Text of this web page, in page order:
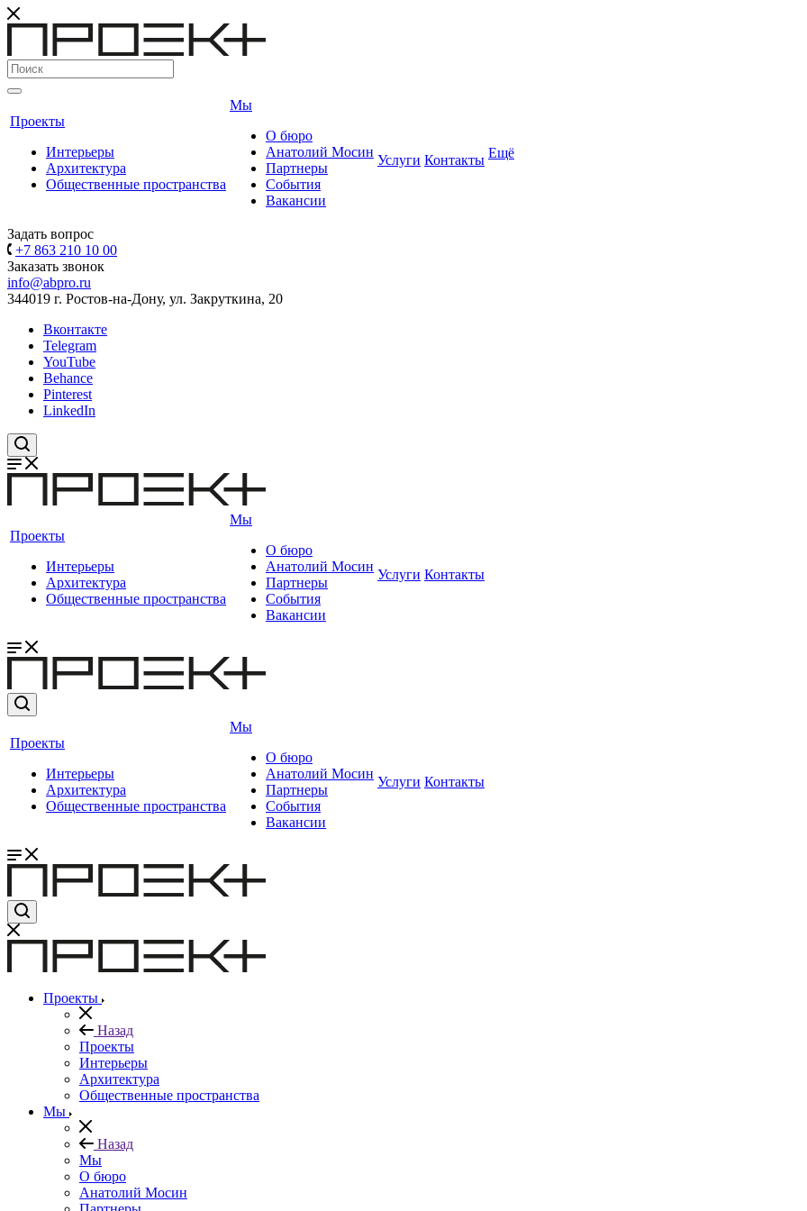
Проекты
Интерьеры
Архитектура
Общественные пространства
Мы
О бюро
Анатолий Мосин
Партнеры
События
Вакансии
Услуги Контакты Ещё
Задать вопрос
+7 863 210 10 00
Заказать звонок
info@abpro.ru
344019 г. Ростов-на-Дону, ул. Закруткина, 20
Вконтакте
Telegram
YouTube
Behance
Pinterest
LinkedIn
Проекты
Интерьеры
Архитектура
Общественные пространства
Мы
О бюро
Анатолий Мосин
Партнеры
События
Вакансии
Услуги Контакты
Проекты
Интерьеры
Архитектура
Общественные пространства
Мы
О бюро
Анатолий Мосин
Партнеры
События
Вакансии
Услуги Контакты
Проекты
Назад
Проекты
Интерьеры
Архитектура
Общественные пространства
Мы
Назад
Мы
О бюро
Анатолий Мосин